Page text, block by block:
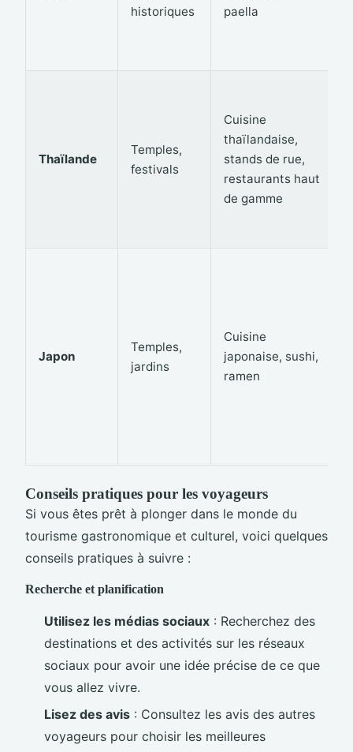
historiques
paella
Thaïlande
Temples,
festivals
Cuisine
thaïlandaise,
stands de rue,
restaurants haut
de gamme
Japon
Temples,
jardins
Cuisine
japonaise, sushi,
ramen
Conseils pratiques pour les voyageurs
Si vous êtes prêt à plonger dans le monde du
tourisme gastronomique et culturel, voici quelques
conseils pratiques à suivre :
Recherche et planification
Utilisez les médias sociaux : Recherchez des
destinations et des activités sur les réseaux
sociaux pour avoir une idée précise de ce que
vous allez vivre.
Lisez des avis : Consultez les avis des autres
voyageurs pour choisir les meilleures